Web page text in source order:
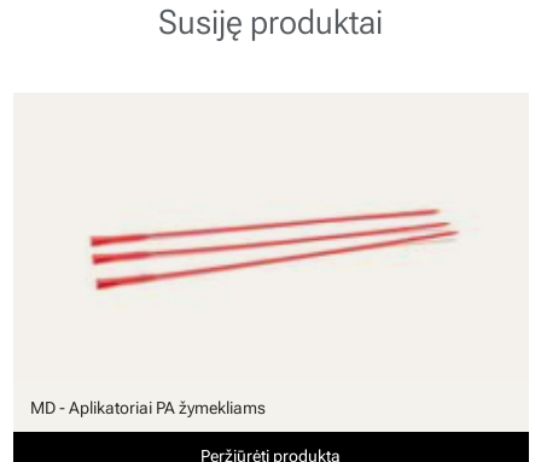
Susiję produktai
MD - Aplikatoriai PA žymekliams
Peržiūrėti produktą